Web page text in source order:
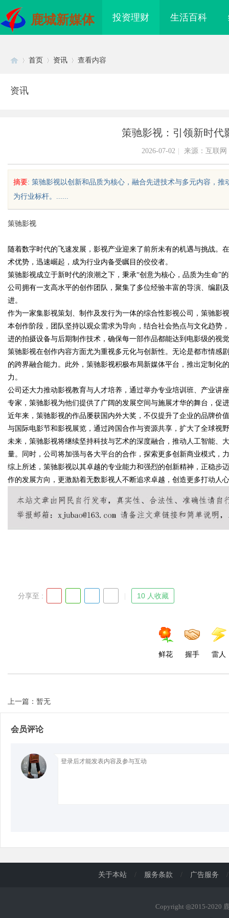
鹿城新媒体 投资理财 生活百科
uz
!
Bo
首页 资讯 查看内容
资讯
策驰影视：引领新时代
2026-07-02 来源：互联网
摘要: 策驰影视以创新和品质为核心，融合先进技术与多元内容，
为行业标杆。......
策驰影视
随着数字时代的飞速发展，影视产业迎来了前所未有的机遇与挑战。
术优势，迅速崛起，成为行业内备受瞩目的佼佼者。
策驰影视成立于新时代的浪潮之下，秉承“创意为核心，品质为生命”
公司拥有一支高水平的创作团队，聚集了多位经验丰富的导演、编剧
进。
作为一家集影视策划、制作及发行为一体的综合性影视公司，策驰影
本创作阶段，团队坚持以观众需求为导向，结合社会热点与文化趋势
进的拍摄设备与后期制作技术，确保每一部作品都能达到电影级的视
策驰影视在创作内容方面尤为重视多元化与创新性。无论是都市情感
的跨界融合能力。此外，策驰影视积极布局新媒体平台，推出定制化
力。
公司还大力推动影视教育与人才培养，通过举办专业培训班、产业讲
专家，策驰影视为他们提供了广阔的发展空间与施展才华的舞台，促
近年来，策驰影视的作品屡获国内外大奖，不仅提升了企业的品牌价
与国际电影节和影视展览，通过跨国合作与资源共享，扩大了全球视
未来，策驰影视将继续坚持科技与艺术的深度融合，推动人工智能、
量。同时，公司将加强与各大平台的合作，探索更多创新商业模式，
综上所述，策驰影视以其卓越的专业能力和强烈的创新精神，正稳步
作的发展方向，更激励着无数影视人不断追求卓越，创造更多打动人
分享至 : 10 人收藏
鲜花 握手 雷人
上一篇：暂无
会员评论
配眼镜
发体系全解析
关于本站 / 服务条款 / 广告服务 /
Copyright ◎2015-2020